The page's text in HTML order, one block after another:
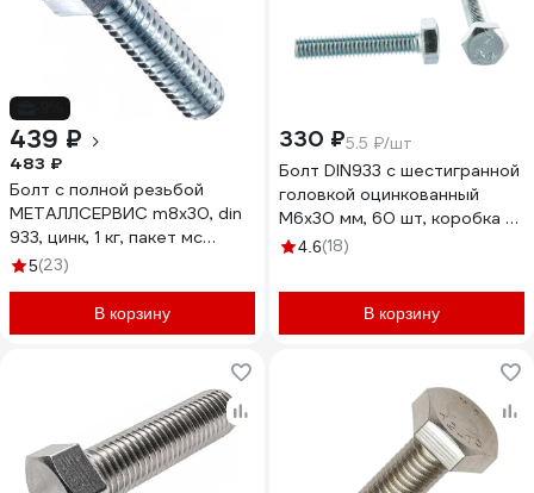
439 ₽
483 ₽
Болт с полной резьбой
МЕТАЛЛСЕРВИС m8x30, din
933, цинк, 1 кг, пакет мс
1245605
5(23)
В корзину
330 ₽5.5 ₽/шт
Болт DIN933 с шестигранной
головкой оцинкованный
М6x30 мм, 60 шт, коробка с
окном Tech-Kr Zitar 105203
4.6(18)
В корзину